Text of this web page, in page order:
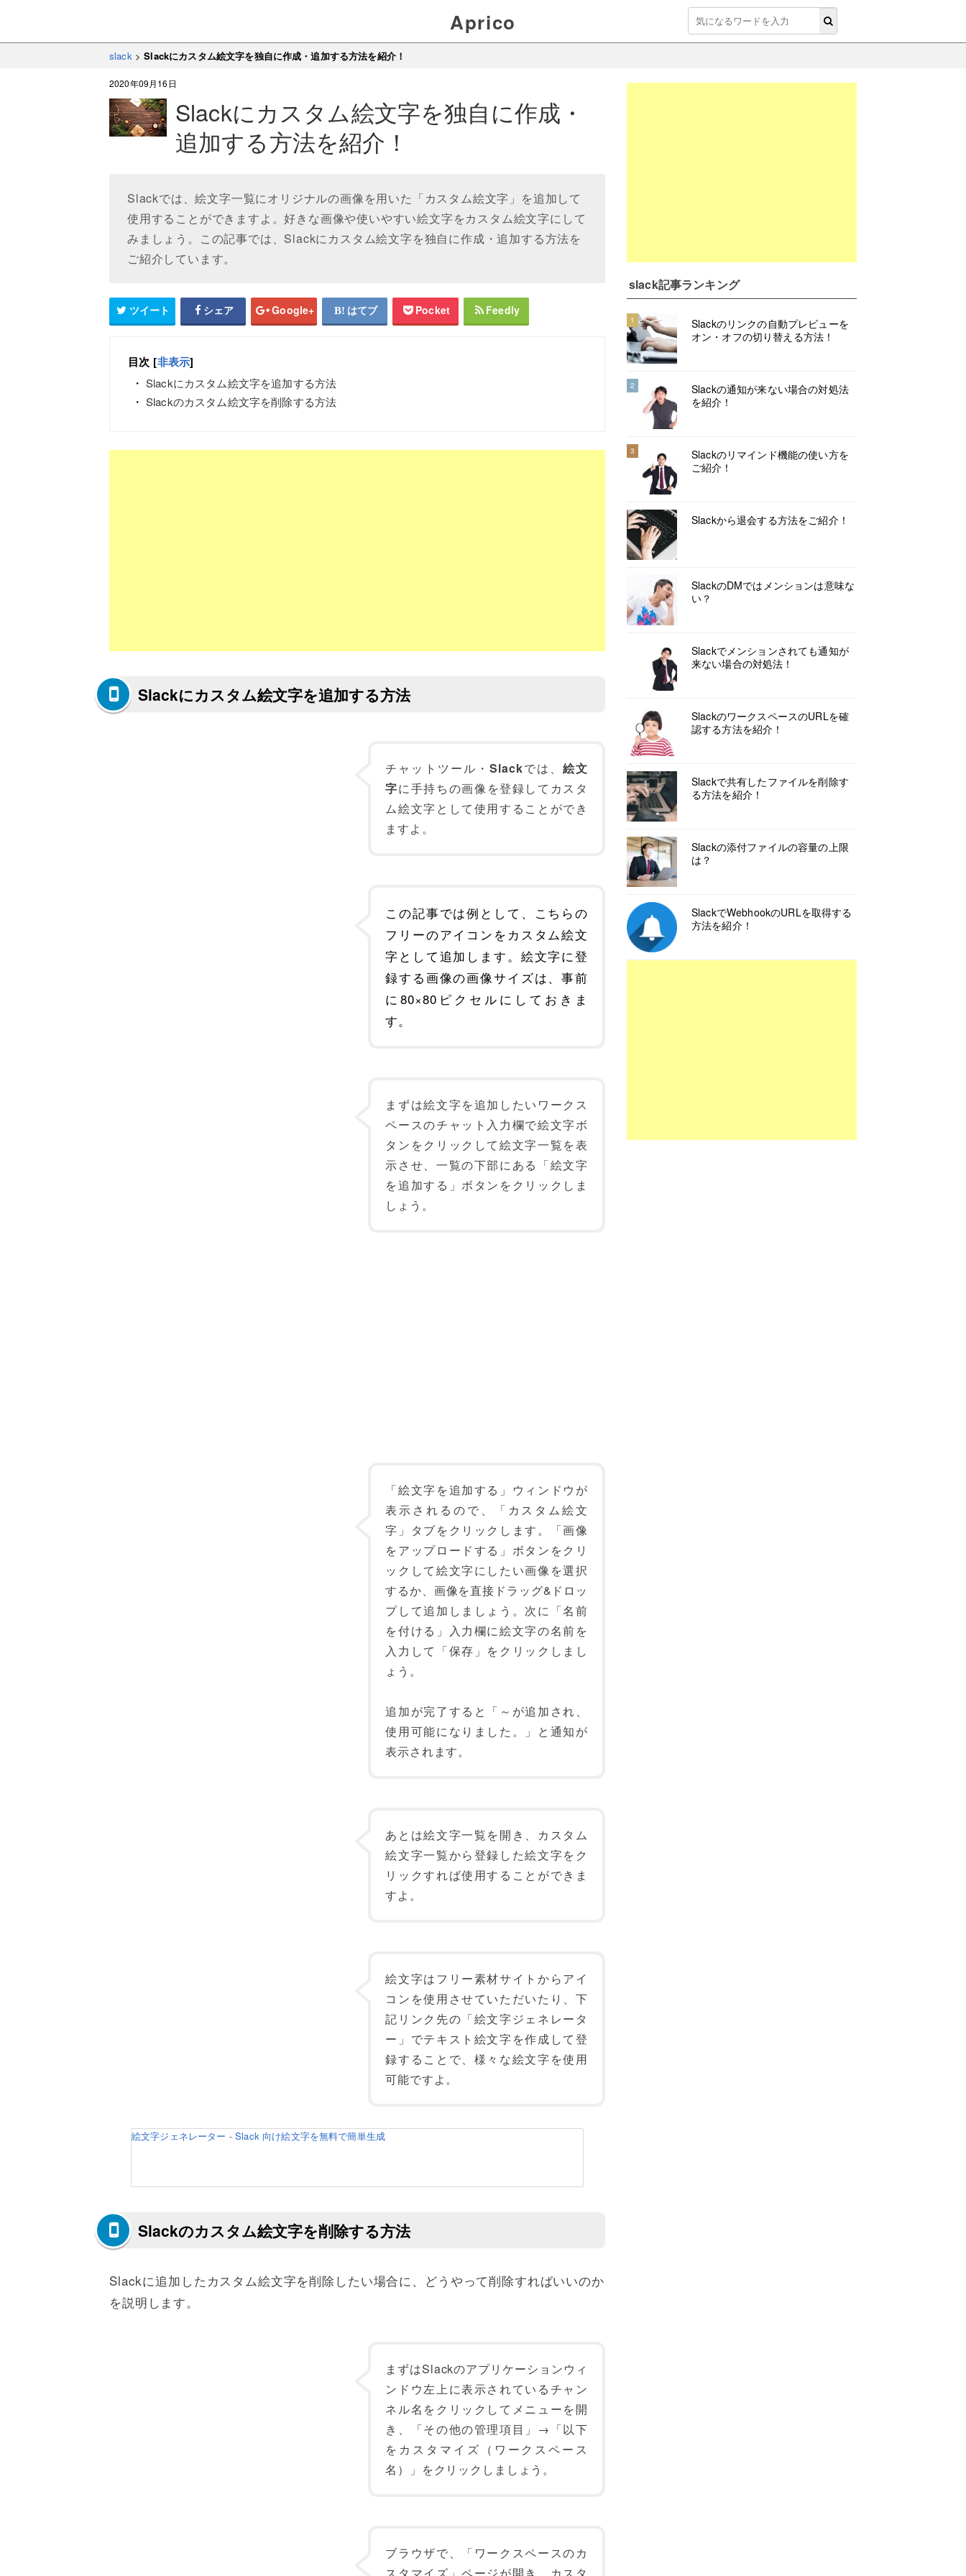
Aprico
slack>Slackにカスタム絵文字を独自に作成・追加する方法を紹介！
2020年09月16日
Slackにカスタム絵文字を独自に作成・
追加する方法を紹介！
Slackでは、絵文字一覧にオリジナルの画像を用いた「カスタム絵文字」を追加して
使用することができますよ。好きな画像や使いやすい絵文字をカスタム絵文字にして
みましょう。この記事では、Slackにカスタム絵文字を独自に作成・追加する方法を
ご紹介しています。
ツイート シェア Google+ はてブ Pocket Feedly
目次 [非表示]
Slackにカスタム絵文字を追加する方法
Slackのカスタム絵文字を削除する方法
Slackにカスタム絵文字を追加する方法
チャットツール・Slackでは、絵文
字に手持ちの画像を登録してカスタ
ム絵文字として使用することができ
ますよ。
この記事では例として、こちらの
フリーのアイコンをカスタム絵文
字として追加します。絵文字に登
録する画像の画像サイズは、事前
に80×80ピクセルにしておきま
す。
まずは絵文字を追加したいワークス
ペースのチャット入力欄で絵文字ボ
タンをクリックして絵文字一覧を表
示させ、一覧の下部にある「絵文字
を追加する」ボタンをクリックしま
しょう。
「絵文字を追加する」ウィンドウが
表示されるので、「カスタム絵文
字」タブをクリックします。「画像
をアップロードする」ボタンをクリ
ックして絵文字にしたい画像を選択
するか、画像を直接ドラッグ&ドロッ
プして追加しましょう。次に「名前
を付ける」入力欄に絵文字の名前を
入力して「保存」をクリックしまし
ょう。
追加が完了すると「～が追加され、
使用可能になりました。」と通知が
表示されます。
あとは絵文字一覧を開き、カスタム
絵文字一覧から登録した絵文字をク
リックすれば使用することができま
すよ。
絵文字はフリー素材サイトからアイ
コンを使用させていただいたり、下
記リンク先の「絵文字ジェネレータ
ー」でテキスト絵文字を作成して登
録することで、様々な絵文字を使用
可能ですよ。
絵文字ジェネレーター - Slack 向け絵文字を無料で簡単生成
Slackのカスタム絵文字を削除する方法
Slackに追加したカスタム絵文字を削除したい場合に、どうやって削除すればいいのか
を説明します。
まずはSlackのアプリケーションウィ
ンドウ左上に表示されているチャン
ネル名をクリックしてメニューを開
き、「その他の管理項目」→「以下
をカスタマイズ（ワークスペース
名）」をクリックしましょう。
ブラウザで、「ワークスペースのカ
slack記事ランキング
1
Slackのリンクの自動プレビューを
オン・オフの切り替える方法！
2
Slackの通知が来ない場合の対処法
を紹介！
3
Slackのリマインド機能の使い方を
ご紹介！
Slackから退会する方法をご紹介！
SlackのDMではメンションは意味な
い？
Slackでメンションされても通知が
来ない場合の対処法！
SlackのワークスペースのURLを確
認する方法を紹介！
Slackで共有したファイルを削除す
る方法を紹介！
Slackの添付ファイルの容量の上限
は？
SlackでWebhookのURLを取得する
方法を紹介！